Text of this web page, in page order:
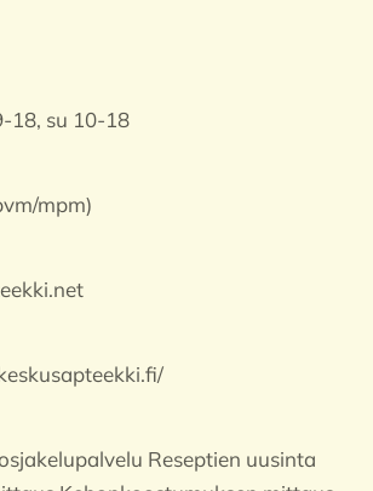
18, su 10-18
mpm)
Reseptien uusinta